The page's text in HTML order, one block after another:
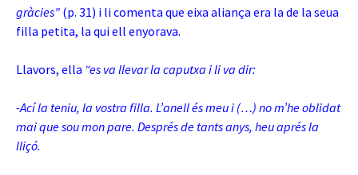
gràcies” (p. 31) i li comenta que eixa aliança era la de la seua
filla petita, la qui ell enyorava.
Llavors, ella “es va llevar la caputxa i li va dir:
-Ací la teniu, la vostra filla. L’anell és meu i (…) no m’he oblidat
mai que sou mon pare. Després de tants anys, heu aprés la
lliçó.